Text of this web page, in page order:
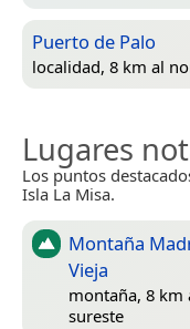
Puerto de Palo
localidad, 8 km al
Lugares
Los puntos
Isla La Misa.
Montaña
Vieja
montaña, 8 km
sureste